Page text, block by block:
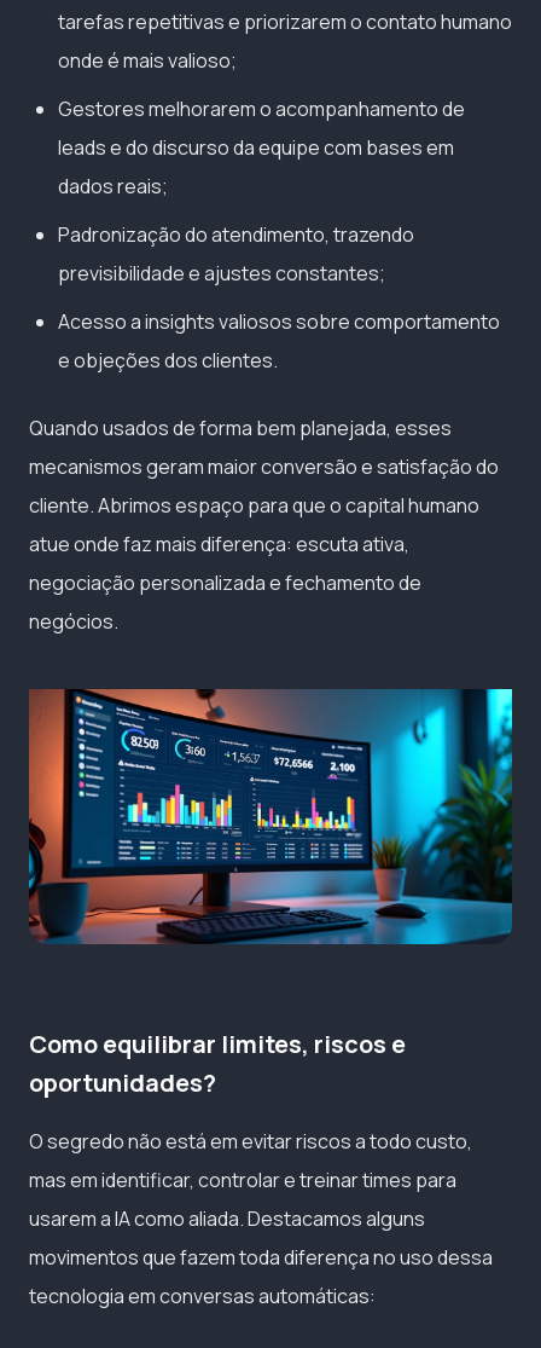
tarefas repetitivas e priorizarem o contato humano
onde é mais valioso;
Gestores melhorarem o acompanhamento de
leads e do discurso da equipe com bases em
dados reais;
Padronização do atendimento, trazendo
previsibilidade e ajustes constantes;
Acesso a insights valiosos sobre comportamento
e objeções dos clientes.
Quando usados de forma bem planejada, esses
mecanismos geram maior conversão e satisfação do
cliente. Abrimos espaço para que o capital humano
atue onde faz mais diferença: escuta ativa,
negociação personalizada e fechamento de
negócios.
Como equilibrar limites, riscos e
oportunidades?
O segredo não está em evitar riscos a todo custo,
mas em identificar, controlar e treinar times para
usarem a IA como aliada. Destacamos alguns
movimentos que fazem toda diferença no uso dessa
tecnologia em conversas automáticas: